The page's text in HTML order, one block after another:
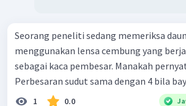
Seorang peneliti sedang memeriksa
menggunakan lensa cembung yang
sebagai kaca pembesar. Manakah
Perbesaran sudut sama dengan 4 bila
1 0.0